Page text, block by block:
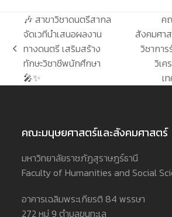
previous
post:
🎶 สาขาวิชาดนตรีสากล
จัดเวทีนำเสนอผลงาน
ทางดนตรี เสริมสร้าง
ทักษะวิชาชีพนักศึกษา
🎤✨
ค
สังคมศา
วิชากา
วิเค
เ
คณะมนุษยศาสตร์และสังคมศาสตร์
มหาวิทยาลัยราชภัฏสุราษฎร์ธานี
Faculty of Humanities and Social
อาคารเฉลิมพระเกียรติ 84 พรรษา
272 หมู่ 9 ตำบลขุนทะเล